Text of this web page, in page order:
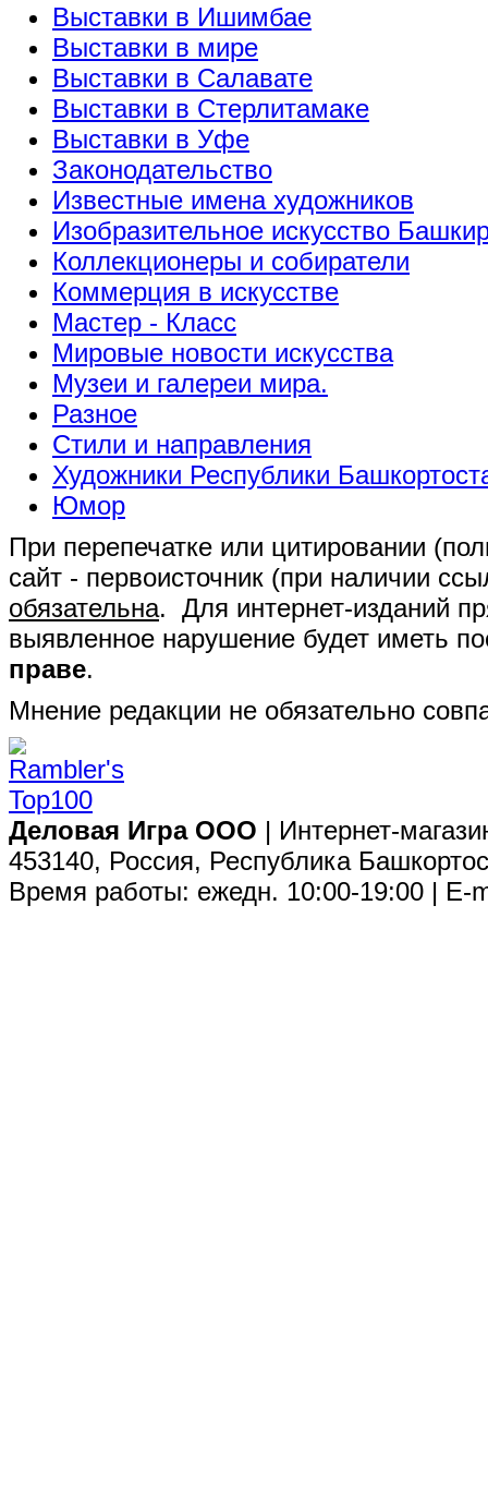
Выставки в Ишимбае
Выставки в мире
Выставки в Салавате
Выставки в Стерлитамаке
Выставки в Уфе
Законодательство
Известные имена художников
Изобразительное искусство
Коллекционеры и собиратели
Коммерция в искусстве
Мастер - Класс
Мировые новости искусства
Музеи и галереи мира.
Разное
Стили и направления
Художники Республики
Юмор
При перепечатке или цитировании
сайт - первоисточник (при наличии
обязательна. Для интернет-изданий
выявленное нарушение будет иметь
праве.
Мнение редакции не обязательно
Деловая Игра ООО | Интернет-
453140, Россия, Республика
Время работы: ежедн. 10:00-19:00 | E-